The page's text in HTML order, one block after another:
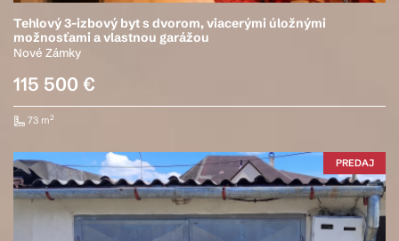
Tehlový 3-izbový byt s dvorom, viacerými úložnými
možnosťami a vlastnou garážou
Nové Zámky
115 500 €
73 m2
PREDAJ